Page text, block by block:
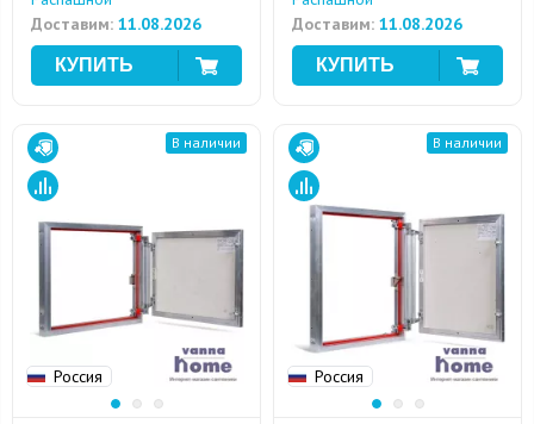
Доставим: 11.08.2026
Доставим: 11.08.2026
Россия
В наличии
Россия
В наличии